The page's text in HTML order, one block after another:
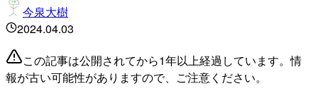
今泉大樹
2024.04.03
この記事は公開されてから1年以上経過しています。情
報が古い可能性がありますので、ご注意ください。